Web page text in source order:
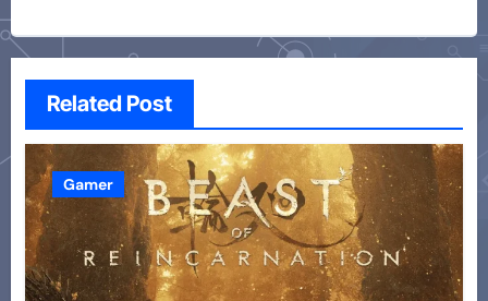
Related Post
Gamer